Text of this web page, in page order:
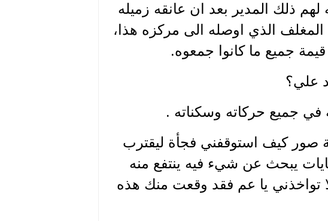
ذلك المدير بعد ان عانقه زميله
الذي اوصله الى مركزه هذا،
جميع ما كانوا جمعوه.
علي؟
في جميع حركاته وسكناته .
صور كيف استوقفني فجأة ليقترب
يبحث عن شيء فيه ينتفع منه
تواخذني يا عم فقد وقعت منك هذه